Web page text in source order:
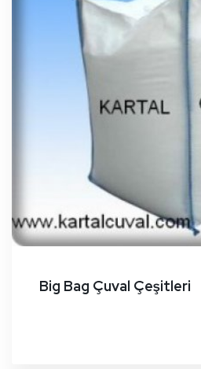
Big Bag Çuval Çeşitleri